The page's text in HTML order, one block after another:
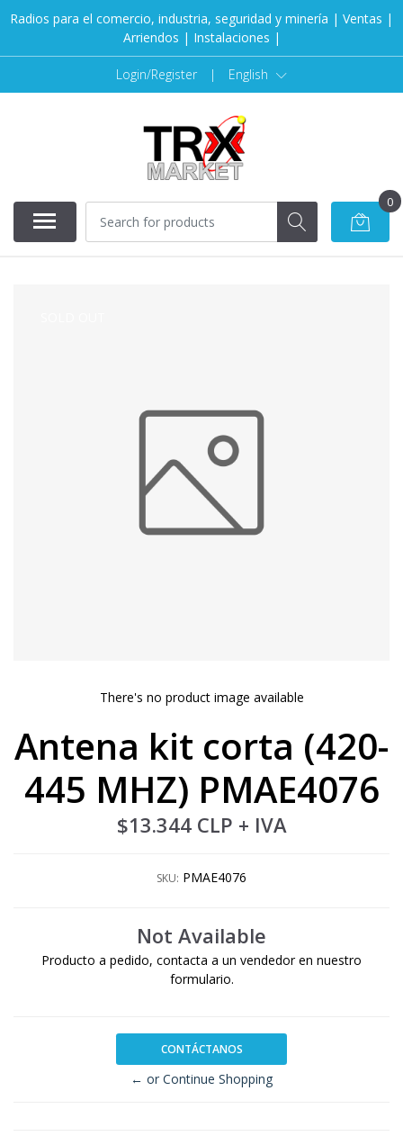
Radios para el comercio, industria, seguridad y minería | Ventas |
Arriendos | Instalaciones |
Login/Register | English
0
There's no product image available
Antena kit corta (420-
445 MHZ) PMAE4076
$13.344 CLP + IVA
SKU: PMAE4076
Not Available
Producto a pedido, contacta a un vendedor en nuestro
formulario.
CONTÁCTANOS
← or Continue Shopping